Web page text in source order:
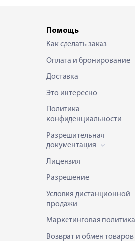
Помощь
Как сделать заказ
Оплата и бронирование
Доставка
Это интересно
Политика
конфиденциальности
Разрешительная
документация
Лицензия
Разрешение
Условия дистанционной
продажи
Маркетинговая политика
Возврат и обмен товаров